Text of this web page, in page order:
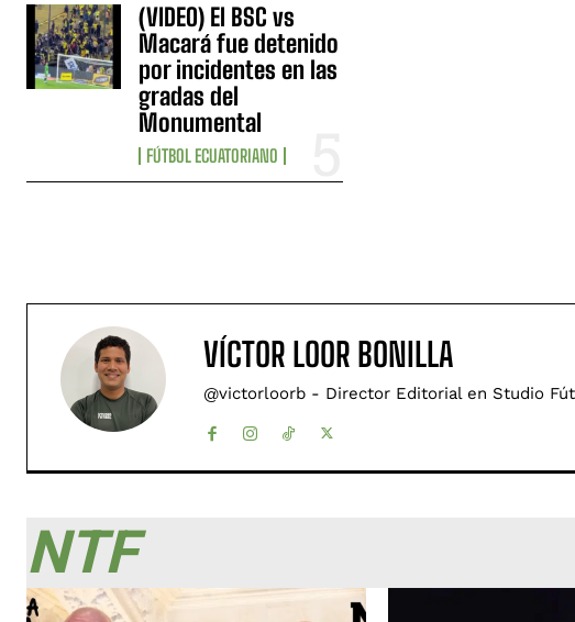
(VIDEO) El BSC vs
Macará fue detenido
por incidentes en las
gradas del
Monumental
FÚTBOL ECUATORIANO
VÍCTOR LOOR BONILLA
@victorloorb - Director Editorial en Studio
NTF